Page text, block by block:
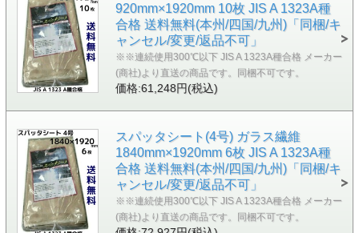
920mm×1920mm 10枚 JIS A 1323A種
合格 送料無料(本州/四国/九州)「同梱/キ
ャンセル/変更/返品不可」
※※連続使用300℃以下 JIS A 1323A種合格 メーカー
(商社)より直送の商品です。同梱不可です。
価格:61,248円(税込)
スパッタシート(4号) ガラス繊維
1840mm×1920mm 6枚 JIS A 1323A種
合格 送料無料(本州/四国/九州)「同梱/キ
ャンセル/変更/返品不可」
※※連続使用300℃以下 JIS A 1323A種合格 メーカー
(商社)より直送の商品です。同梱不可です。